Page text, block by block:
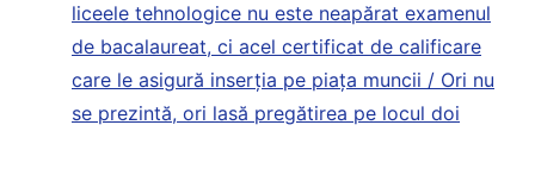
liceele tehnologice nu este neapărat examenul
de bacalaureat, ci acel certificat de calificare
care le asigură inserția pe piața muncii / Ori nu
se prezintă, ori lasă pregătirea pe locul doi